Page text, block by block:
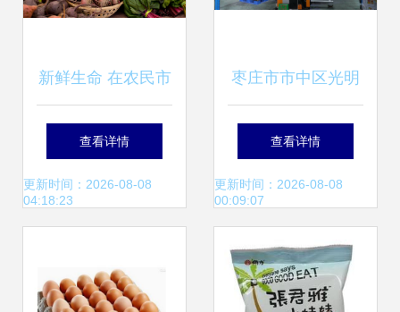
新鲜生命 在农民市
场握住的季节精华
查看详情
更新时间：2026-08-08
04:18:23
枣庄市市中区光明
路街道:5G+智慧工
厂 赋能乡村振兴
查看详情
更新时间：2026-08-08
00:09:07